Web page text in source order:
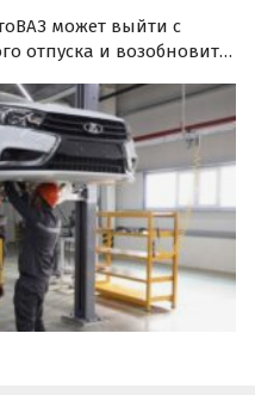
может выйти с
отпуска и возобновить